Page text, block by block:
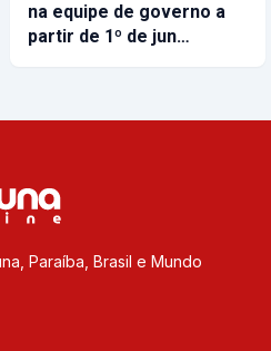
na equipe de governo a
partir de 1º de jun…
Paraíba, Brasil e Mundo